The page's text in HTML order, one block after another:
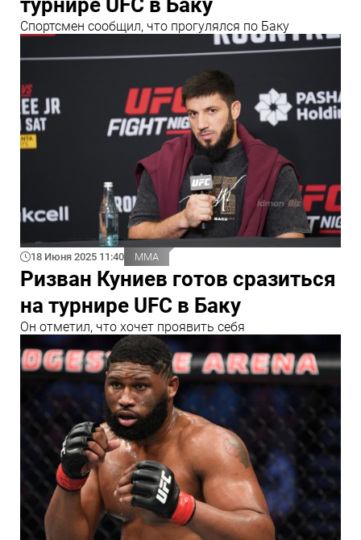
турнире UFC в Баку
Спортсмен сообщил, что прогулялся по Баку
18 Июня 2025 11:40 ММА
Ризван Куниев готов сразиться
на турнире UFC в Баку
Он отметил, что хочет проявить себя